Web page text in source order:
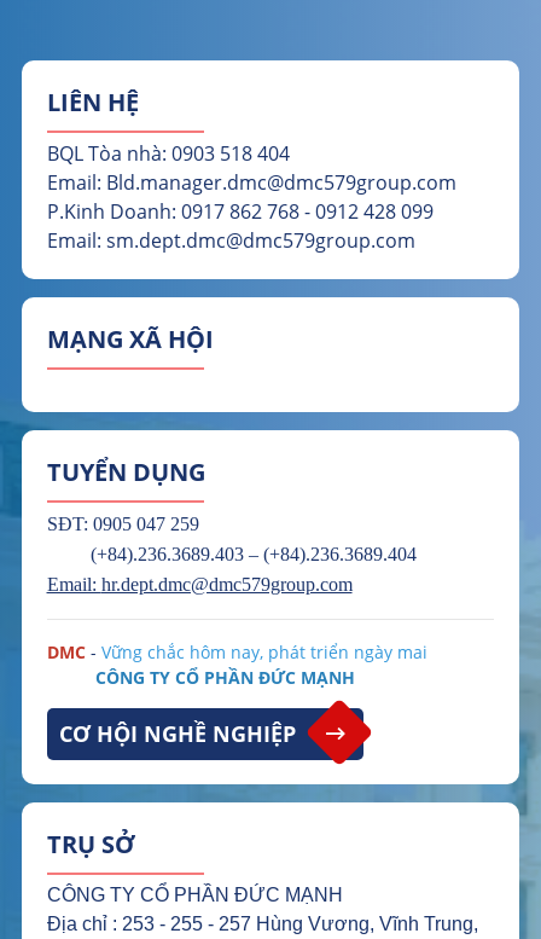
LIÊN HỆ
BQL Tòa nhà: 0903 518 404
Email: Bld.manager.dmc@dmc579group.com
P.Kinh Doanh: 0917 862 768 - 0912 428 099
Email: sm.dept.dmc@dmc579group.com
MẠNG XÃ HỘI
TUYỂN DỤNG
SĐT: 0905 047 259
(+84).236.3689.403 – (+84).236.3689.404
Email: hr.dept.dmc@dmc579group.com
DMC- Vững chắc hôm nay, phát triển ngày mai​
CÔNG TY CỔ PHẦN ĐỨC MẠNH
CƠ HỘI NGHỀ NGHIỆP
TRỤ SỞ
CÔNG TY CỔ PHẦN ĐỨC MẠNH
Địa chỉ : 253 - 255 - 257 Hùng Vương, Vĩnh Trung,